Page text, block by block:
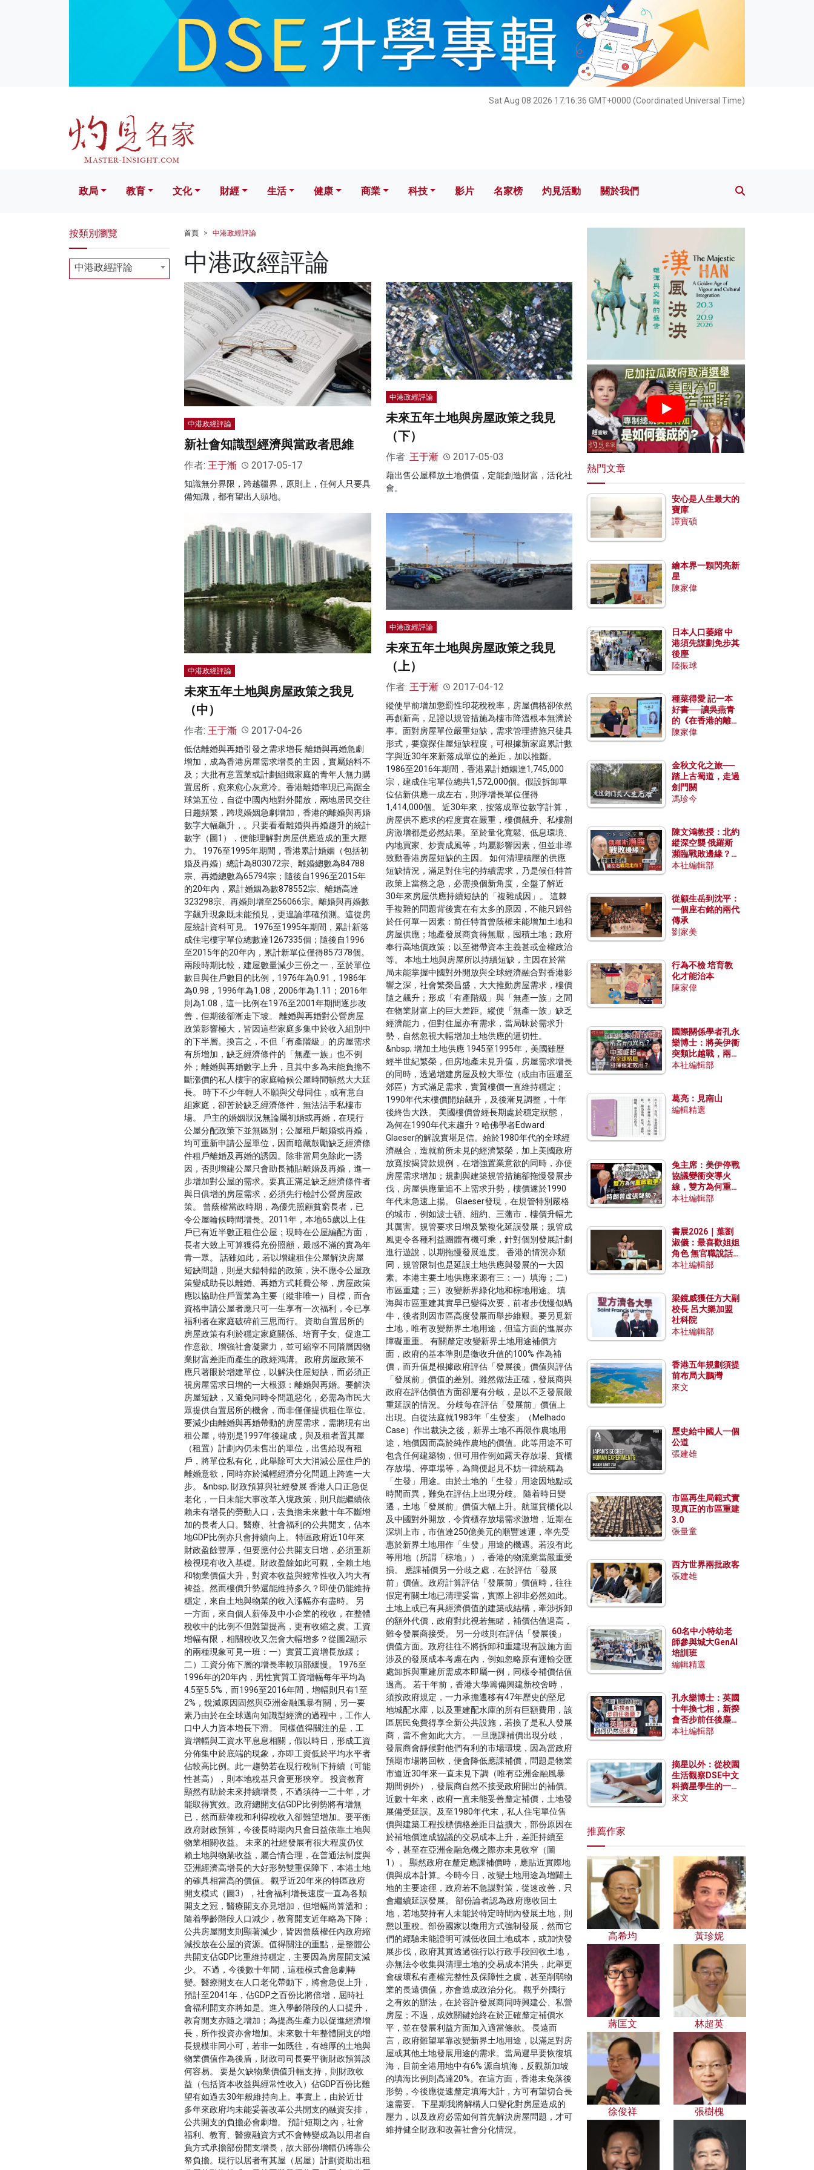
Sat Aug 08 2026 17:16:37 GMT+0000 (Coordinated Universal Time)
文化 財經 生活 健康 科技 影片 名家榜 灼見活動 關於我們
政局 教育 文化 財經 生活 健康 商業 科技 影片 名家榜 灼見活動 關於我們
首頁 中港政經評論
中港政經評論
中港政經評論
新社會知識型經濟與當政者思維
作者: 王于漸 2017-05-17
知識無分界限，跨越疆界，原則上，任何人只要具
備知識，都有望出人頭地。
中港政經評論
未來五年土地與房屋政策之我見
（下）
作者: 王于漸 2017-05-03
藉出售公屋釋放土地價值，定能創造財富，活化社
會。
中港政經評論
未來五年土地與房屋政策之我見
（中）
作者: 王于漸 2017-04-26
低估離婚與再婚引發之需求增長 離婚與再婚急劇
增加，成為香港房屋需求增長的主因，實屬始料不
及；大批有意置業或計劃組織家庭的青年人無力購
置居所，愈來愈心灰意冷。香港離婚率現已高踞全
球第五位，自從中國內地對外開放，兩地居民交往
日趨頻繁，跨境婚姻急劇增加，香港的離婚與再婚
數字大幅飆升，。只要看看離婚與再婚趨升的統計
數字（圖1），便能理解對房屋供應造成的重大壓
力。 1976至1995年期間，香港累計婚姻（包括初
婚及再婚）總計為803072宗、離婚總數為84788
宗、再婚總數為65794宗；隨後自1996至2015年
的20年內，累計婚姻為數878552宗、離婚高達
323298宗、再婚則增至256066宗。離婚與再婚數
字飆升現象既未能預見，更遑論準確預測。這從房
屋統計資料可見。 1976至1995年期間，累計新落
成住宅樓宇單位總數達1267335個；隨後自1996
至2015年的20年內，累計新單位僅得857378個。
兩段時期比較，建屋數量減少三份之一，至於單位
數目與住戶數目的比例，1976年為0.91，1986年
為0.98，1996年為1.08，2006年為1.11；2016年
則為1.08，這一比例在1976至2001年期間逐步改
善，但期後卻漸走下坡。 離婚與再婚對公營房屋
政策影響極大，皆因這些家庭多集中於收入組別中
的下半層。換言之，不但「有產階級」的房屋需求
有所增加，缺乏經濟條件的「無產一族」也不例
外；離婚與再婚數字上升，且其中多為未能負擔不
斷漲價的私人樓宇的家庭輪候公屋時間頓然大大延
長。 時下不少年輕人不願與父母同住，或有意自
組家庭，卻苦於缺乏經濟條件，無法沾手私樓市
場。 戶主的婚姻狀況無論屬初婚或再婚，在現行
公屋分配政策下並無區別；公屋租戶離婚或再婚，
均可重新申請公屋單位，因而暗藏鼓勵缺乏經濟條
件租戶離婚及再婚的誘因。除非當局免除此一誘
因，否則增建公屋只會助長補貼離婚及再婚，進一
步增加對公屋的需求。要真正滿足缺乏經濟條件者
與日俱增的房屋需求，必須先行檢討公營房屋政
策。 曾蔭權當政時期，為優先照顧貧窮長者，已
令公屋輪候時間增長。2011年，本地65歲以上住
戶已有近半數正租住公屋；現時在公屋編配方面，
長者大致上可算獲得充份照顧，最感不滿的實為年
青一眾。 話雖如此，若以增建租住公屋解決房屋
短缺問題，則是大錯特錯的政策，決不應令公屋政
策變成助長以離婚、再婚方式耗費公帑，房屋政策
應以協助住戶置業為主要（縱非唯一）目標，而合
資格申請公屋者應只可一生享有一次福利，令已享
福利者在家庭破碎前三思而行。 資助自置居所的
房屋政策有利於穩定家庭關係、培育子女、促進工
作意欲、增強社會凝聚力，並可縮窄不同階層因物
業財富差距而產生的政經鴻溝。 政府房屋政策不
應只著眼於增建單位，以解決住屋短缺，而必須正
視房屋需求日增的一大根源：離婚與再婚。要解決
房屋短缺，又避免同時令問題惡化，必需為市民大
眾提供自置居所的機會，而非僅僅提供租住單位。
要減少由離婚與再婚帶動的房屋需求，需將現有出
租公屋，特別是1997年後建成，與及租者置其屋
（租置）計劃內仍未售出的單位，出售給現有租
戶，將單位私有化，此舉除可大大消減公屋住戶的
離婚意欲，同時亦於減輕經濟分化問題上跨進一大
步。 &nbsp; 財政預算與社經發展 香港人口正急促
老化，一日未能大事改革入境政策，則只能繼續依
賴未有增長的勞動人口，去負擔未來數十年不斷增
加的長者人口。醫療、社會福利的公共開支，佔本
地GDP比例亦只會持續向上。 特區政府近10年來
財政盈餘豐厚，但要應付公共開支日增，必須重新
檢視現有收入基礎。財政盈餘如此可觀，全賴土地
和物業價值大升，對資本收益與經常性收入均大有
裨益。然而樓價升勢還能維持多久？即使仍能維持
穩定，來自土地與物業的收入漲幅亦有盡時。 另
一方面，來自個人薪俸及中小企業的稅收，在整體
稅收中的比例不但難望提高，更有收縮之虞。工資
增幅有限，相關稅收又怎會大幅增多？從圖2顯示
的兩種現象可見一班：一）實質工資增長放緩；
二）工資分佈下層的增長率較頂部緩慢。 1976至
1996年的20年內，男性實質工資增幅每年平均為
4.5至5.5%，而1996至2016年間，增幅則只有1至
2%，銳減原因固然與亞洲金融風暴有關，另一要
素乃由於在全球邁向知識型經濟的過程中，工作人
口中人力資本增長下滑。 同樣值得關注的是，工
資增幅與工資水平息息相關，假以時日，形成工資
分佈集中於底端的現象，亦即工資低於平均水平者
佔較高比例。此一趨勢若在現行稅制下持續（可能
性甚高），則本地稅基只會更形狹窄。 投資教育
顯然有助於未來持續增長，不過須待一二十年，才
能取得實效。政府總開支佔GDP比例勢將有增無
已，然而薪俸稅和利得稅收入卻難望增加。要平衡
政府財政預算，今後長時期內只會日益依靠土地與
物業相關收益。 未來的社經發展有很大程度仍仗
賴土地與物業收益，屬合情合理，在普通法制度與
亞洲經濟高增長的大好形勢雙重保障下，本港土地
的確具相當高的價值。 觀乎近20年來的特區政府
開支模式（圖3），社會福利增長速度一直為各類
開支之冠，醫療開支亦見增加，但增幅尚算溫和；
隨着學齡階段人口減少，教育開支近年略為下降；
公共房屋開支則顯著減少，皆因曾蔭權任內政府縮
減投放在公屋的資源。值得關注的重點，是整體公
共開支佔GDP比重維持穩定，主要因為房屋開支減
少。 不過，今後數十年間，這種模式會急劇轉
變。醫療開支在人口老化帶動下，將會急促上升，
預計至2041年，佔GDP之百份比將倍增，屆時社
會福利開支亦將如是。進入學齡階段的人口提升，
教育開支亦隨之增加；為提高生產力以促進經濟增
長，所作投資亦會增加。未來數十年整體開支的增
長規模非同小可，若非一如既往，有雄厚的土地與
物業價值作為後盾，財政司司長要平衡財政預算談
何容易。 要是欠缺物業價值升幅支持，則財政收
益（包括資本收益與經常性收入）佔GDP百份比難
望有如過去30年般維持向上。事實上，由於近廿
多年來政府均未能妥善改革公共開支的融資安排，
公共開支的負擔必會劇增。 預計短期之內，社會
福利、教育、醫療融資方式不會轉變成為以用者自
負方式承擔部份開支增長，故大部份增幅仍將靠公
帑負擔。現行以居者有其屋（居屋）計劃資助出租
中港政經評論
未來五年土地與房屋政策之我見
（上）
作者: 王于漸 2017-04-12
縱使早前增加懲罰性印花稅稅率，房屋價格卻依然
再創新高，足證以規管措施為樓市降溫根本無濟於
事。面對房屋單位嚴重短缺，需求管理措施只徒具
形式，要窺探住屋短缺程度，可根據新家庭累計數
字與近30年來新落成單位的差距，加以推斷。
1986至2016年期間，香港累計婚姻達1,745,000
宗，建成住宅單位總共1,572,000個。假設拆卸單
位佔新供應一成左右，則淨增長單位僅得
1,414,000個。 近30年來，按落成單位數字計算，
房屋供不應求的程度實在嚴重，樓價飆升、私樓劏
房激增都是必然結果。至於量化寬鬆、低息環境、
內地買家、炒賣成風等，均屬影響因素，但並非導
致動香港房屋短缺的主因。 如何清理積壓的供應
短缺情況，滿足對住宅的持續需求，乃是候任特首
政策上當務之急，必需換個新角度，全盤了解近
30年來房屋供應持續短缺的「複雜成因」。 這棘
手複雜的問題背後實在有太多的原因，不能只歸咎
於任何單一因素：前任特首曾蔭權未能增加土地和
房屋供應；地產發展商貪得無厭，囤積土地；政府
奉行高地價政策；以至裙帶資本主義甚或金權政治
等。 本地土地與房屋所以持續短缺，主因在於當
局未能掌握中國對外開放與全球經濟融合對香港影
響之深，社會繁榮昌盛，大大推動房屋需求，樓價
隨之飆升；形成「有產階級」與「無產一族」之間
在物業財富上的巨大差距。縱使「無產一族」缺乏
經濟能力，但對住屋亦有需求，當局昧於需求升
勢，自然忽視大幅增加土地供應的逼切性。
&nbsp; 增加土地供應 1945至1995年，美國雖歷
經半世紀繁榮，但房地產未見升值，房屋需求增長
的同時，透過增建房屋及較大單位（或由市區遷至
郊區）方式滿足需求，實質樓價一直維持穩定；
1990年代末樓價開始飆升，及後漸見調整，十年
後終告大跌。 美國樓價曾經長期處於穩定狀態，
為何在1990年代末趨升？哈佛學者Edward
Glaeser的解說實堪足信。始於1980年代的全球經
濟融合，造就前所未見的經濟繁榮，加上美國政府
放寬按揭貸款規例，在增強置業意欲的同時，亦使
房屋需求增加；規劃與建築規管措施卻拖慢發展步
伐，房屋供應量追不上需求升勢，樓價遂於1990
年代末急速上揚。 Glaeser發現，在規管特別嚴格
的城市，例如波士頓、紐約、三藩市，樓價升幅尤
其厲害。規管要求日增及繁複化延誤發展；規管成
風更令各種利益團體有機可乘，針對個別發展計劃
進行遊說，以期拖慢發展進度。 香港的情況亦類
同，規管限制也是延誤土地供應與發展的一大因
素。本港主要土地供應來源有三：一）填海；二）
市區重建；三）改變新界綠化地和棕地用途。 填
海與市區重建其實早已變得次要，前者步伐慢似蝸
牛，後者則因市區高度發展而舉步維艱。要另覓新
土地，唯有改變新界土地用途，但這方面的進展亦
障礙重重。 有關釐定改變新界土地用途補價方
面，政府的基本準則是徵收升值的100% 作為補
價，而升值是根據政府評估「發展後」價值與評估
「發展前」價值的差別。雖然做法正確，發展商與
政府在評估價值方面卻屢有分岐，是以不乏發展嚴
重延誤的情況。 分歧每在評估「發展前」價值上
出現。自從法庭就1983年「生發案」（Melhado
Case）作出裁決之後，新界土地不再限作農地用
途，地價因而高於純作農地的價值。此等用途不可
包含任何建築物，但可用作例如露天存放場、貨櫃
存放場、停車場等，為簡便起見不妨一律統稱為
「生發」用途。由於土地的「生發」用途因地點或
時間而異，難免在評估上出現分歧。 隨着時日變
遷，土地「發展前」價值大幅上升。航運貨櫃化以
及中國對外開放，令貨櫃存放場需求激增，近期在
深圳上市，市值達250億美元的順豐速運，率先受
惠於新界土地用作「生發」用途的機遇。若沒有此
等用地（所謂「棕地」），香港的物流業當嚴重受
損。 應課補價另一分歧之處，在於評估「發展
前」價值。政府計算評估「發展前」價值時，往往
假定有關土地已清理妥當，實際上卻非必然如此。
土地上或已有具經濟價值的建築或結構，牽涉拆卸
的額外代價，政府對此視若無睹，補價估值過高，
難令發展商接受。 另一分歧則在評估「發展後」
價值方面。政府往往不將拆卸和重建現有設施方面
涉及的發展成本考慮在內，例如忽略原有運輸交匯
處卸拆與重建所需成本即屬一例，同樣令補價估值
過高。 若干年前，香港大學籌備興建新校舍時，
須按政府規定，一力承擔遷移有47年歷史的堅尼
地城配水庫，以及重建配水庫的所有巨額費用，該
區居民免費得享全新公共設施，若換了是私人發展
商，當不會如此大方。 一旦應課補價出現分歧，
發展商會靜候對他們有利的市場環境，因為當政府
預期市場將回軟，便會降低應課補價，問題是物業
市道近30年來一直未見下調（唯有亞洲金融風暴
期間例外），發展商自然不接受政府開出的補價。
近數十年來，政府一直未能妥善釐定補價，土地發
展備受延誤。及至1980年代末，私人住宅單位售
價與建築工程投標價格差距日益擴大，部份原因在
於補地價達成協議的交易成本上升，差距持續至
今，甚至在亞洲金融危機之際亦未見收窄（圖
1）。 顯然政府在釐定應課補價時，應貼近實際地
價與成本計算。今時今日，改變土地用途為增闢土
地的主要途徑，政府若不急謀對策，從速改善，只
會繼續延誤發展。 部份論者認為政府應收回土
地，若地契持有人未能於特定時間內發展土地，則
懲以重稅。部份國家以徵用方式強制發展，然而它
們的經驗未能證明可減低收回土地成本，或加快發
展步伐，政府其實透過強行以行政手段回收土地，
亦無法令收集與清理土地的交易成本消失，此舉更
會破壞私有產權完整性及保障性之虞，甚至削弱物
業的長遠價值，亦會造成政治分化。 觀乎外國行
之有效的辦法，在於容許發展商同時興建公、私營
房屋；不過，成效關鍵始終在於正確釐定補價水
平，並在發展利益方面加入適當條款。 長遠而
言，政府難望單靠改變新界土地用途，以滿足對房
屋或其他土地發展用途的需求。當局遲早要恢復填
海，目前全港用地中有6% 源自填海，反觀新加坡
的填海比例則高達20%。在這方面，香港未免落後
形勢，今後應從速釐定填海大計，方可有望切合長
遠需要。 下星期我將解構人口變化對房屋造成的
壓力，以及政府必需如何首先解決房屋問題，才可
維持健全財政和改善社會分化情況。
按類別瀏覽
中港政經評論
熱門文章
安心是人生最大的
寶庫
譚寶碩
繪本界一顆閃亮新
星
陳家偉
日本人口萎縮 中
港須先謀劃免步其
後塵
陸振球
種菜得愛 記一本
好書──讀吳燕青
的《在香港的離島
種菜》
陳家偉
金秋文化之旅──
踏上古蜀道，走過
劍門關
馮珍今
陳文鴻教授：北約
縱深空襲 俄羅斯
瀕臨戰敗邊緣？中
國零部件能左右戰
本社編輯部
從顧生岳到沈平：
一個座右銘的兩代
傳承
劉家美
行為不檢 培育教
化才能治本
陳家偉
國際關係學者孔永
樂博士：將美伊衝
突類比越戰，兩者
有何異同？中國崛
本社編輯部
葛亮：見南山
編輯精選
兔主席：美伊停戰
協議變衝突導火
線，雙方為何重啟
戰爭？伊朗一早洞
本社編輯部
書展2026｜葉劉
淑儀：最喜歡姐姐
角色 無官職說話
包袱少
本社編輯部
梁鏡威獲任方大副
校長 呂大樂加盟
社科院
本社編輯部
香港五年規劃須提
前布局大鵬灣
來文
歷史給中國人一個
公道
張建雄
市區再生局範式實
現真正的市區重建
3.0
張量童
西方世界兩批政客
張建雄
60名中小特幼老
師參與城大GenAI
培訓班
編輯精選
孔永樂博士：英國
十年換七相，新揆
會否步前任後塵？
脫歐後英國經濟為
本社編輯部
摘星以外：從校園
生活觀察DSE中文
科摘星學生的一點
特質
來文
推薦作家
高希均 黃珍妮
蔣匡文 林超英
徐俊祥 張樹槐